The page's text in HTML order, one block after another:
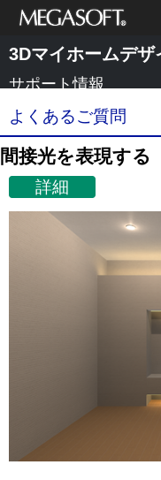
メガソフト株式
会社
3Dマイホームデザ
サポート情報
よくあるご質問
間接光を表現する
詳細